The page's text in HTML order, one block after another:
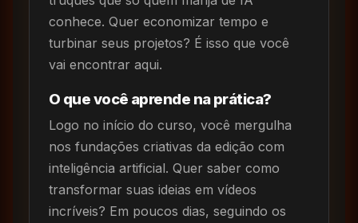
conhece. Quer economizar tempo e
turbinar seus projetos? É isso que você
vai encontrar aqui.
O que você aprende na prática?
Logo no início do curso, você mergulha
nos fundações criativas da edição com
inteligência artificial. Quer saber como
transformar suas ideias em vídeos
incríveis? Em poucos dias, seguindo os